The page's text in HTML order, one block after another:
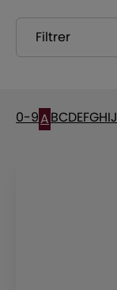
Filtrer
0-9ABCDEFGHIJ